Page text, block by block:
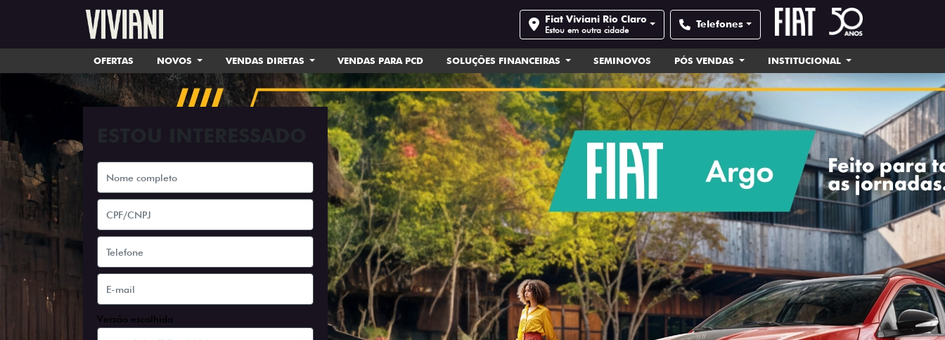
Fiat Viviani Rio Claro
Estou em outra cidade Telefones
OFERTAS NOVOS VENDAS DIRETAS VENDAS PARA PCD SOLUÇÕES FINANCEIRAS SEMINOVOS PÓS VENDAS INSTITUCIONAL
Versão escolhida